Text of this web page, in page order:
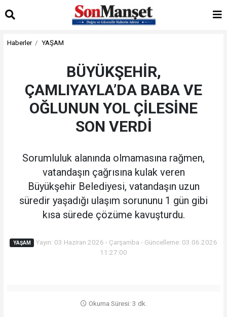
Haberler YAŞAM
BÜYÜKŞEHİR,
ÇAMLIYAYLA’DA BABA VE
OĞLUNUN YOL ÇİLESİNE
SON VERDİ
Sorumluluk alanında olmamasına rağmen,
vatandaşın çağrısına kulak veren
Büyükşehir Belediyesi, vatandaşın uzun
süredir yaşadığı ulaşım sorununu 1 gün gibi
kısa sürede çözüme kavuşturdu.
YAŞAM
Yayın: 03 Haziran 2026 - Çarşamba - Güncelleme: 03.06.2026
11:27:00
Okuma Süresi: 3 dk.